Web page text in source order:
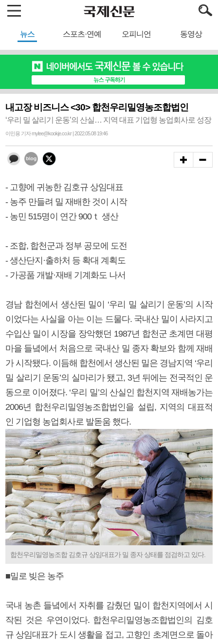
뉴스 스포츠·연예 오피니언 동영상
내고장 비즈니스 <30> 합천우리밀영농조합법인
‘우리 밀 살리기 운동’의 산실… 지역 대표 기업형 농업회사로 성장
이민용 기자 mylee@kookje.co.kr | 2022.05.08 19:46
- 고향에 귀농한 김호규 상임대표
- 농주 만들려 밀 재배한 것이 시작
- 농민 515명이 연간 900ｔ 생산
- 조합, 합천군과 정부 공모에 도전
- 생산단지·출하처 등 확대 계획도
- 가공품 개발·재배 기계화도 나서
경남 합천에서 생산된 밀이 ‘우리 밀 살리기 운동’의 시작
이었다는 사실을 아는 이는 드물다. 국내산 밀이 사라지고
수입산 밀이 시장을 장악했던 1987년 합천군 초계면 대평
마을 들녘에서 처음으로 국내산 밀 종자 확보와 함께 재배
가 시작됐다. 이듬해 합천에서 생산된 밀은 경남지역 ‘우리
밀 살리기 운동’의 실마리가 됐고, 3년 뒤에는 전국적인 운
동으로 이어졌다. ‘우리 밀’의 산실인 합천지역 재배농가는
2006년 합천우리밀영농조합법인을 설립, 지역의 대표적
인 기업형 농업회사로 발돋움 했다.
합천우리밀영농조합 김호규 상임대표가 밀 종자 상태를 점검하고 있다.
■밀로 빚은 농주
국내 농촌 들녘에서 자취를 감췄던 밀이 합천지역에서 시
작된 것은 우연이었다. 합천우리밀영농조합법인의 김호
규 상임대표가 도시 생활을 접고, 고향인 초계면으로 돌아